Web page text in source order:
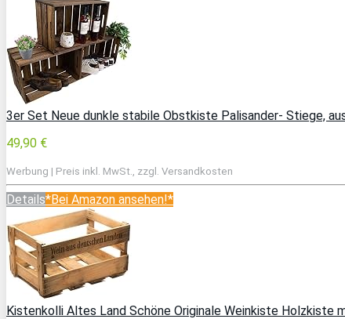
3er Set Neue dunkle stabile Obstkiste Palisander- Stiege,
49,90 €
Werbung | Preis inkl. MwSt., zzgl. Versandkosten
Details*Bei Amazon ansehen!*
Kistenkolli Altes Land Schöne Originale Weinkiste